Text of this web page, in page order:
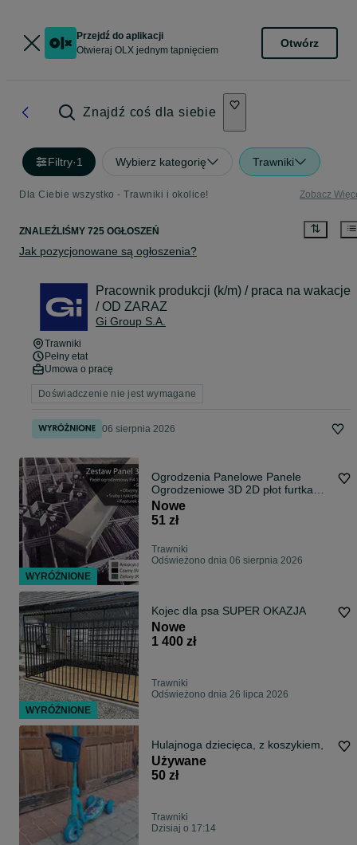
Przejdź do aplikacji
Otwieraj OLX jednym tapnięciem
Otwórz
Znajdź coś dla siebie
Filtry·1 Wybierz kategorię Trawniki
Dla Ciebie wszystko - Trawniki i okolice! Zobacz
ZNALEŹLIŚMY 725 OGŁOSZEŃ
Jak pozycjonowane są ogłoszenia?
Pracownik produkcji (k/m) / praca na wakacje
/ OD ZARAZ
Gi Group S.A.
Trawniki
Pełny etat
Umowa o pracę
Doświadczenie nie jest wymagane
06 sierpnia 2026
Ogrodzenia Panelowe Panele
Ogrodzeniowe 3D 2D płot furtka
brama płot
Nowe
51 zł
Trawniki
Odświeżono dnia 06 sierpnia 2026
Kojec dla psa SUPER OKAZJA
Nowe
1 400 zł
Trawniki
Odświeżono dnia 26 lipca 2026
Hulajnoga dziecięca, z koszykiem,
Używane
50 zł
Trawniki
Dzisiaj o 17:14
WYRÓŻNIONE
WYRÓŻNIONE